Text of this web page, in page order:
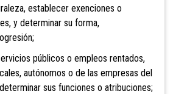
establecer exenciones o
y determinar su forma,
públicos o empleos rentados,
autónomos o de las empresas del
sus funciones o atribuciones;